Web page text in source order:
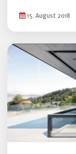
15. August 2018